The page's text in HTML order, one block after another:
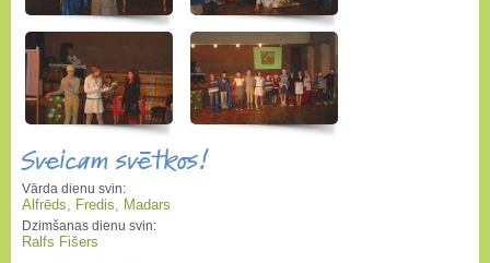
Sveicam svētkos!
Vārda dienu svin:
Alfrēds, Fredis, Madars
Dzimšanas dienu svin:
Ralfs Fišers